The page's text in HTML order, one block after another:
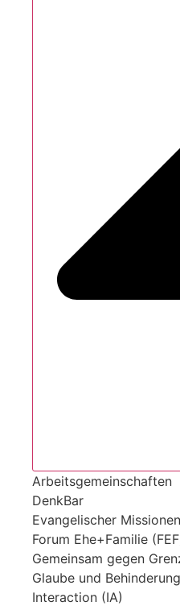
Arbeitsgemeinschaften
DenkBar
Evangelischer
Forum Ehe+Familie
Gemeinsam gegen
Glaube und
Interaction (IA)